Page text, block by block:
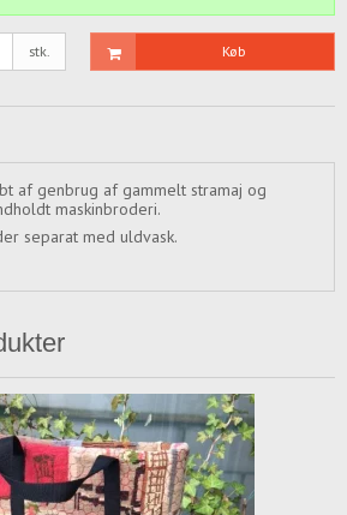
stk. Køb
af genbrug af gammelt stramaj og
maskinbroderi.
separat med uldvask.